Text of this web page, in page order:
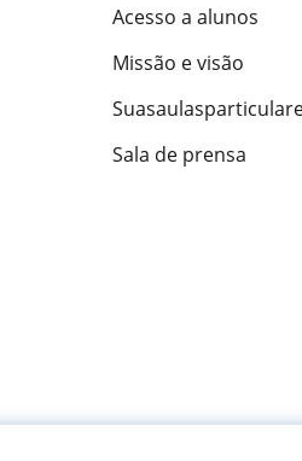
Acesso a alunos
Missão e visão
Sala de prensa